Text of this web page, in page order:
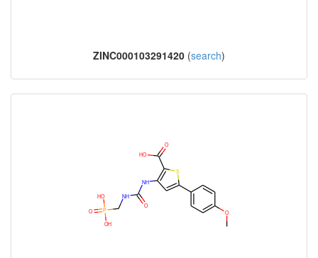
ZINC000103291420 (search)